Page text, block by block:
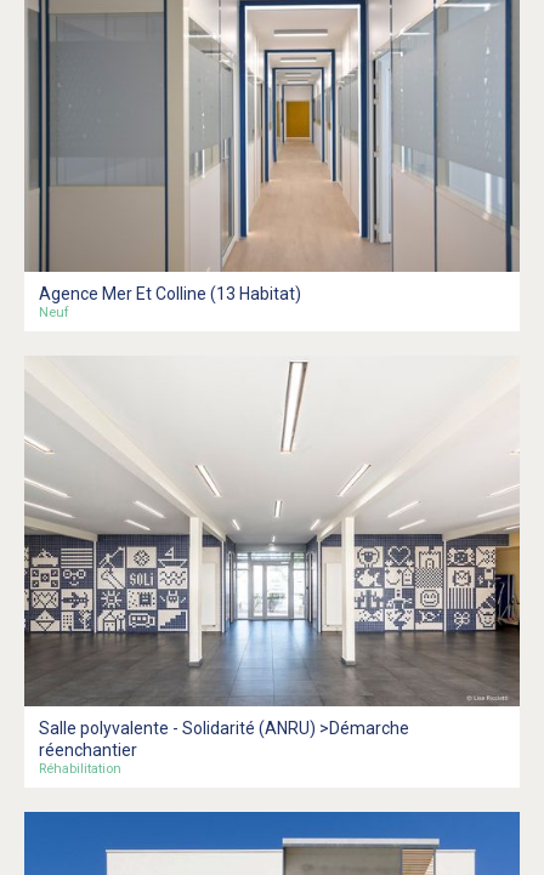
Agence Mer Et Colline (13 Habitat)
Neuf
Salle polyvalente - Solidarité (ANRU) >Démarche
réenchantier
Réhabilitation